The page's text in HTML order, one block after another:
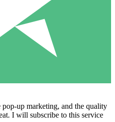
up marketing, and the quality
I will subscribe to this service